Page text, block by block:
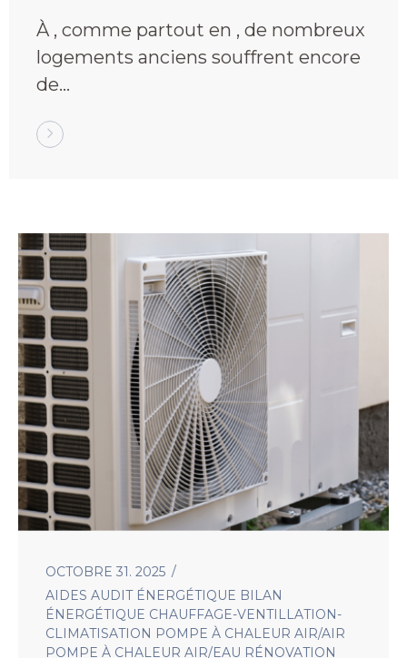
économies
À , comme partout en , de nombreux
logements anciens souffrent encore
de…
OCTOBRE 31. 2025
AIDES AUDIT ÉNERGÉTIQUE BILAN
ÉNERGÉTIQUE CHAUFFAGE-VENTILLATION-
CLIMATISATION POMPE À CHALEUR AIR/AIR
POMPE À CHALEUR AIR/EAU RÉNOVATION